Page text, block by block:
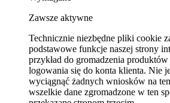
Zawsze aktywne
Technicznie niezbędne pliki cookie
podstawowe funkcje naszej strony
przykład do gromadzenia
logowania się do konta klienta. Nie
wyciągnąć żadnych wniosków na
wszelkie dane zgromadzone w ten